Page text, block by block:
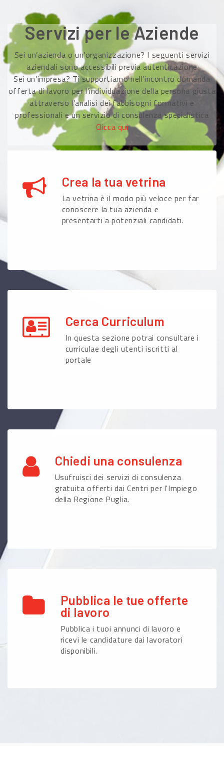
Servizi per le Aziende
Sei un’azienda o un’organizzazione? I seguenti servizi
aziendali sono accessibili previa autenticazione
Sei un’impresa? Ti supportiamo nell’incontro domanda
offerta di lavoro per l’individuazione della persona giusta
attraverso l’analisi dei fabbisogni formativi e
professionali e un servizio di consulenza specialistica
Clicca qui
Crea la tua vetrina
La vetrina è il modo più veloce per far
conoscere la tua azienda e
presentarti a potenziali candidati.
Cerca Curriculum
In questa sezione potrai consultare i
curriculae degli utenti iscritti al
portale
Chiedi una consulenza
Usufruisci dei servizi di consulenza
gratuita offerti dai Centri per l'Impiego
della Regione Puglia.
Pubblica le tue offerte
di lavoro
Pubblica i tuoi annunci di lavoro e
ricevi le candidature dai lavoratori
disponibili.